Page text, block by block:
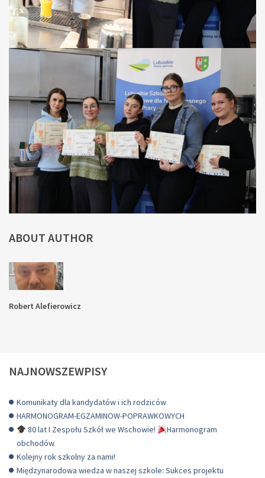
ABOUT AUTHOR
Robert Alefierowicz
NAJNOWSZEWPISY
Komunikaty dla kandydatów i ich rodziców
HARMONOGRAM-EGZAMINOW-POPRAWKOWYCH
80 lat I Zespołu Szkół we Wschowie!
Harmonogram
obchodów.
Kolejny rok szkolny za nami!
Międzynarodowa wiedza w naszej szkole: Sukces projektu